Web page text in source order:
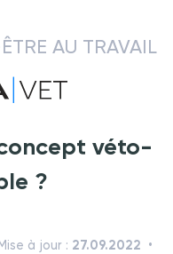
AU TRAVAIL
véto-
?
à jour : 27.09.2022